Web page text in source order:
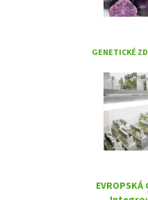
GENETICKÉ
EVROPSKÁ